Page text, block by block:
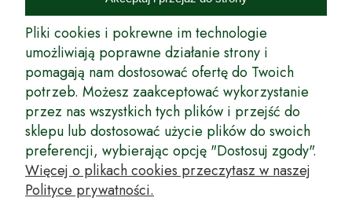
rynek wysokiej jakości drzewek owocowych, drzewek ozdobnych oraz
innych produktów pozwalających na uprawianie zarówno małych, jak
i dużych sadów oraz ogrodów.
Wspólnie stworzyliśmy dla Państwa kompleksową ofertę - wspaniałe
produkty, dary ziemi ze szkółek drzewek ozdobnych i owocowych,
których tradycje sięgają roku 1953. Drzewka produkowane są
z najwyższą starannością przez trzecie pokolenie plantatorów.
Długoletnie Doświadczenie sprawiło, że wszystkie drzewka cechuje
duża odporność na zmienne warunki atmosferyczne naszego klimatu
oraz niezwykły urodzaj. W ofercie naszego internetowego sklepu
ogrodniczego: drzewka owocowe, krzewy owocowe, drzewka
ozdobne, odmiany jabłoni, sadzonki drzew owocowych, borówka
Pliki cookies i pokrewne im technologie
umożliwiają poprawne działanie strony i
pomagają nam dostosować ofertę do Twoich
potrzeb. Możesz zaakceptować wykorzystanie
przez nas wszystkich tych plików i przejść do
sklepu lub dostosować użycie plików do swoich
preferencji, wybierając opcję "Dostosuj zgody".
Więcej o plikach cookies przeczytasz w naszej
Polityce prywatności.